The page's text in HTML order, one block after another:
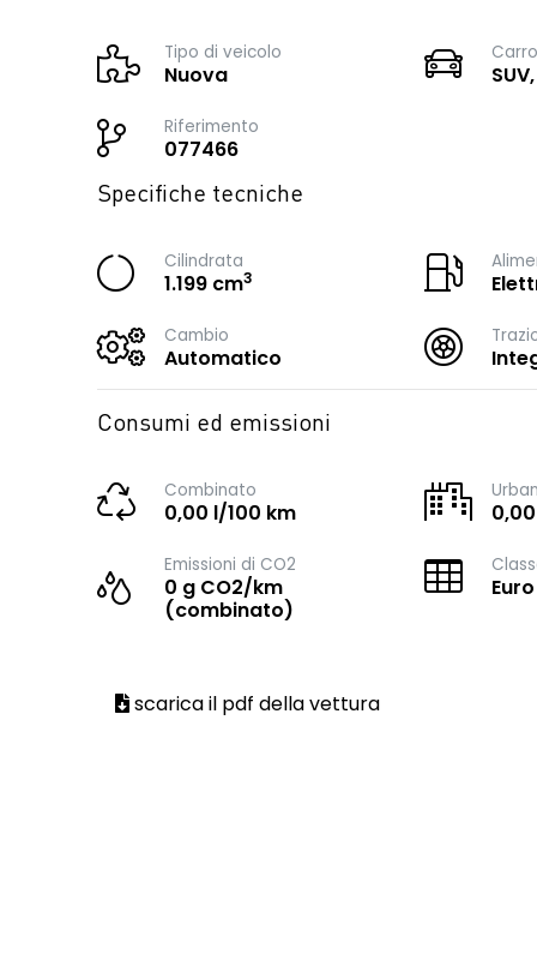
Tipo di veicolo
Nuova
Riferimento
077466
Specifiche tecniche
Cilindrata
1.199 cm3
Cambio
Automatico
Consumi ed emissioni
Combinato
0,00 l/100 km
Emissioni di CO2
0 g CO2/km
(combinato)
scarica il pdf della vettura